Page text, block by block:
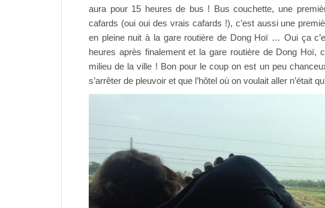
aura pour 15 heures de bus ! Bus couchette, une
cafards (oui oui des vrais cafards !), c’est aussi une
en pleine nuit à la gare routière de Dong Hoï … Oui ça
heures après finalement et la gare routière de Dong Hoï,
milieu de la ville ! Bon pour le coup on est un peu
s’arrêter de pleuvoir et que l’hôtel où on voulait aller n’était